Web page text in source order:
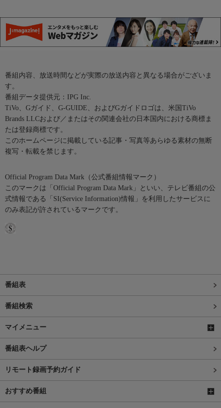
番組内容、放送時間などが実際の放送内容と異なる場合がございま
す。
番組データ提供元：IPG Inc.
TiVo、Gガイド、G-GUIDE、およびGガイドロゴは、米国TiVo
Brands LLCおよび／またはその関連会社の日本国内における商標ま
たは登録商標です。
このホームページに掲載している記事・写真等あらゆる素材の無断
複写・転載を禁じます。
Official Program Data Mark（公式番組情報マーク）
このマークは「Official Program Data Mark」といい、テレビ番組の公
式情報である「SI(Service Information)情報」を利用したサービスに
のみ表記が許されているマークです。
番組表
番組検索
マイメニュー
番組表ヘルプ
リモート録画予約ガイド
おすすめ番組